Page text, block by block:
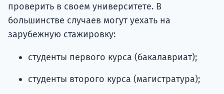
проверить в своем университете. В
большинстве случаев могут уехать на
зарубежную стажировку:
студенты первого курса (бакалавриат);
студенты второго курса (магистратура);